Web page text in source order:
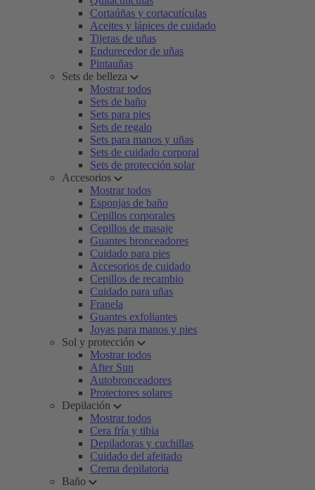
Cortaúñas y cortacutículas
Aceites y lápices de cuidado
Tijeras de uñas
Endurecedor de uñas
Pintauñas
Sets de belleza
Mostrar todos
Sets de baño
Sets para pies
Sets de regalo
Sets para manos y uñas
Sets de cuidado corporal
Sets de protección solar
Accesorios
Mostrar todos
Esponjas de baño
Cepillos corporales
Cepillos de masaje
Guantes bronceadores
Cuidado para pies
Accesorios de cuidado
Cepillos de recambio
Cuidado para uñas
Franela
Guantes exfoliantes
Joyas para manos y pies
Sol y protección
Mostrar todos
After Sun
Autobronceadores
Protectores solares
Depilación
Mostrar todos
Cera fría y tibia
Depiladoras y cuchillas
Cuidado del afeitado
Crema depilatoria
Baño